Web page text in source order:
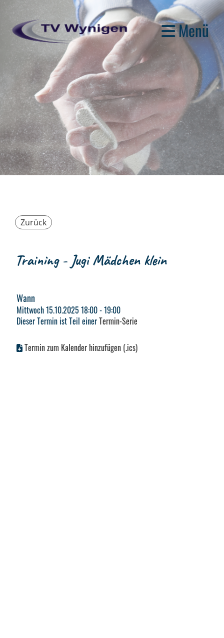
Menü
Zurück
Training - Jugi Mädchen klein
Wann
Mittwoch 15.10.2025 18:00 - 19:00
Dieser Termin ist Teil einerTermin-Serie
Termin zum Kalender hinzufügen (.ics)